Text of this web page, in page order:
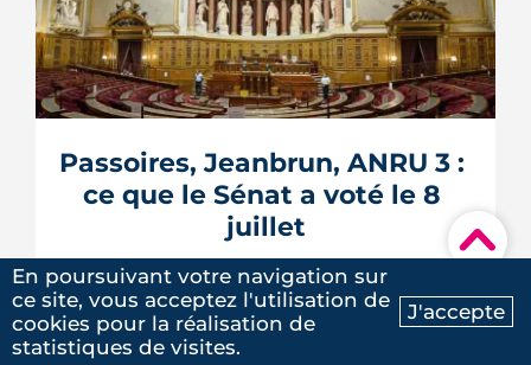
Ma recherche Contactez-nous
▾
Verrous tournés, voisins prévenus,
boîte aux lettres sous contrôle : une
grande partie de la protection d'un
logement repose sur des habitudes qui
gestes gratuits ou à moins de 50 €,
inspirés des conseils officiels de la
police et de la gendarmerie, mon...
LIRE L'ARTICLE
Passoires, Jeanbrun, ANRU 3 :
ce que le Sénat a voté le 8
juillet
13 JUILLET 2026
MORGANE CAILLIÈRE
En poursuivant votre navigation sur
ce site, vous acceptez l'utilisation de
cookies pour la réalisation de
statistiques de visites.
J'accepte